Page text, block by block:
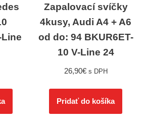
Line
Zapalovací svíčky
4kusy, Audi A4 + A6
od do: 94 BKUR6ET-
10 V-Line 24
26,90€ s DPH
Pridať do košíka